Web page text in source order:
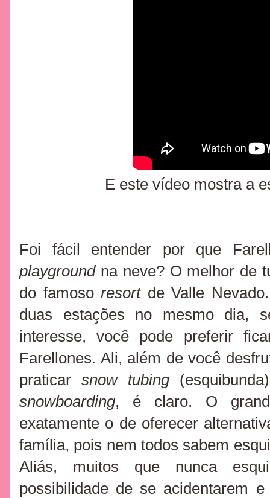
E este vídeo mostra a
Foi fácil entender por que
playgroundna neve? O melhor de
do famosoresort de Valle
duas estações no mesmo dia,
interesse, você pode preferir
Farellones. Ali, além de você
praticar snow tubing
snowboarding, é claro. O
exatamente o de oferecer
família, pois nem todos sabem
Aliás, muitos que nunca
possibilidade de se acidentarem